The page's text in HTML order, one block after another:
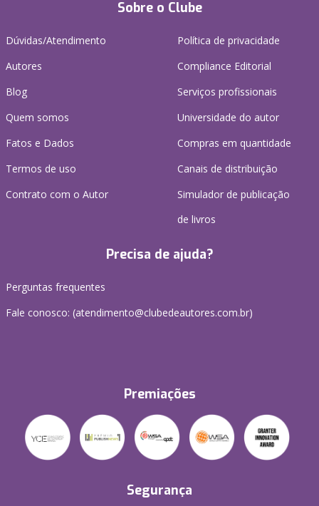
Sobre o Clube
Dúvidas/Atendimento
Autores
Blog
Quem somos
Fatos e Dados
Termos de uso
Contrato com o Autor
Política de privacidade
Compliance Editorial
Serviços profissionais
Universidade do autor
Compras em quantidade
Canais de distribuição
Simulador de publicação
de livros
Precisa de ajuda?
Perguntas frequentes
Fale conosco: (atendimento@clubedeautores.com.br)
Premiações
Segurança